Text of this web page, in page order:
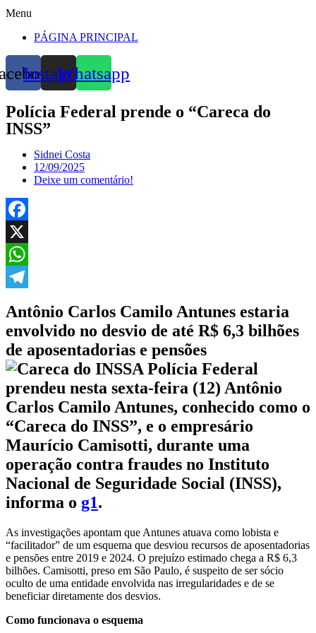
Menu
PÁGINA PRINCIPAL
InstagramWhatsapp
Polícia Federal prende o “Careca do
INSS”
Sidnei Costa
12/09/2025
Deixe um comentário!
Facebook
X
WhatsApp
Antônio Carlos Camilo Antunes estaria
envolvido no desvio de até R$ 6,3 bilhões
de aposentadorias e pensões
A Polícia Federal
prendeu nesta sexta-feira (12) Antônio
Carlos Camilo Antunes, conhecido como o
“Careca do INSS”, e o empresário
Maurício Camisotti, durante uma
operação contra fraudes no Instituto
Nacional de Seguridade Social (INSS),
informa o g1.
As investigações apontam que Antunes atuava como lobista e
“facilitador” de um esquema que desviou recursos de aposentadorias
e pensões entre 2019 e 2024. O prejuízo estimado chega a R$ 6,3
bilhões. Camisotti, preso em São Paulo, é suspeito de ser sócio
oculto de uma entidade envolvida nas irregularidades e de se
beneficiar diretamente dos desvios.
Como funcionava o esquema